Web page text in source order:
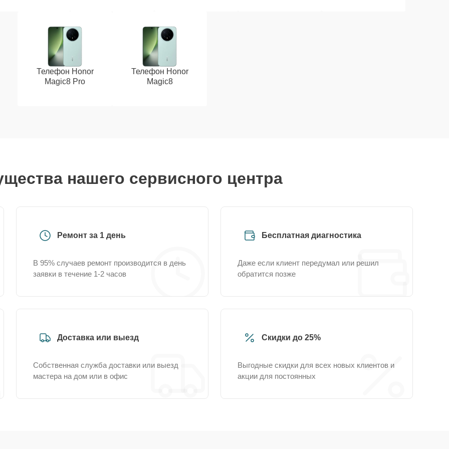
Телефон Honor
Magic8 Pro
Телефон Honor
Magic8
нашего сервисного центра
Ремонт за 1 день
В 95% случаев ремонт производится в день
заявки в течение 1-2 часов
Бесплатная диагностика
Даже если клиент передумал или решил
обратится позже
Доставка или выезд
Собственная служба доставки или выезд
мастера на дом или в офис
Скидки до 25%
Выгодные скидки для всех новых клиентов и
акции для постоянных